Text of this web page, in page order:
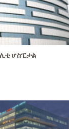
ሆስፒታል